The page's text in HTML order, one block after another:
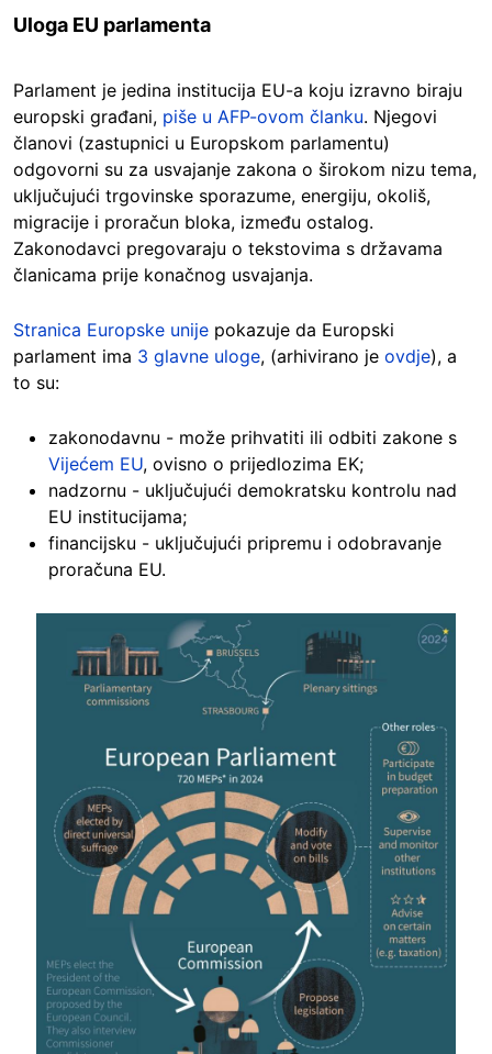
Uloga EU parlamenta
Parlament je jedina institucija EU-a koju izravno biraju
europski građani, piše u AFP-ovom članku. Njegovi
članovi (zastupnici u Europskom parlamentu)
odgovorni su za usvajanje zakona o širokom nizu tema,
uključujući trgovinske sporazume, energiju, okoliš,
migracije i proračun bloka, između ostalog.
Zakonodavci pregovaraju o tekstovima s državama
članicama prije konačnog usvajanja.
Stranica Europske unije pokazuje da Europski
parlament ima 3 glavne uloge, (arhivirano je ovdje), a
to su:
zakonodavnu - može prihvatiti ili odbiti zakone s
Vijećem EU, ovisno o prijedlozima EK;
nadzornu - uključujući demokratsku kontrolu nad
EU institucijama;
financijsku - uključujući pripremu i odobravanje
proračuna EU.